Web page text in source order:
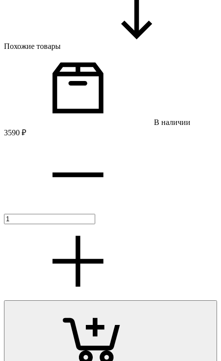
Похожие товары
В наличии
3590 ₽